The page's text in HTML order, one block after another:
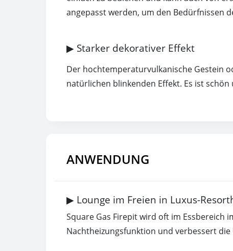
angepasst werden, um den Bedürfnissen
▶ Starker dekorativer Effekt
Der hochtemperaturvulkanische Gestein
natürlichen blinkenden Effekt. Es ist
ANWENDUNG
▶ Lounge im Freien in Luxus-
Square Gas Firepit wird oft im Essbereich
Nachtheizungsfunktion und verbessert